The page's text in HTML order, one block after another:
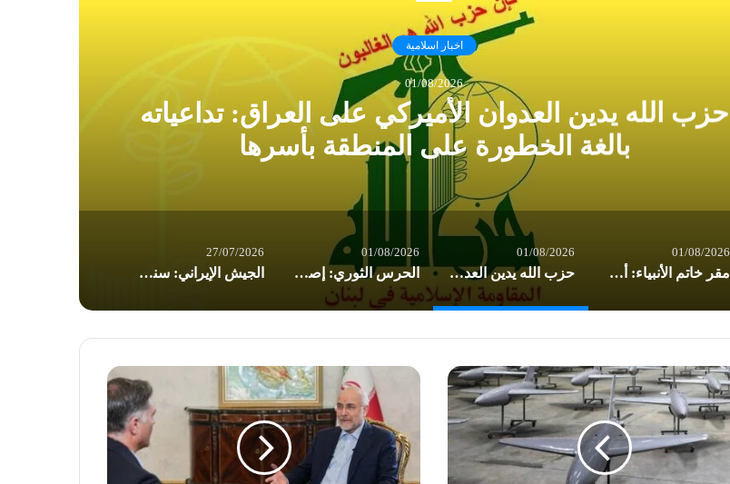
اخبار اسلامية
01/08/2026
حزب الله يدين العدوان الأميركي على العراق: تداعياته
بالغة الخطورة على المنطقة بأسرها
01/08/2026
مقر خاتم الأنبياء: أميركا تسير بوتيرة نحو إشعال حرب إقليمية شاملة
01/08/2026
حزب الله يدين العدوان الأميركي على العراق: تداعياته بالغة الخطورة على المنطقة بأسرها
01/08/2026
الحرس الثوري: إصابة ناقلتي نفط مخالفتين وإجبارهما على التوقف في مضيق هرمز
27/07/2026
الجيش الإيراني: سنرد على أي عدوان برد قوي وساحق